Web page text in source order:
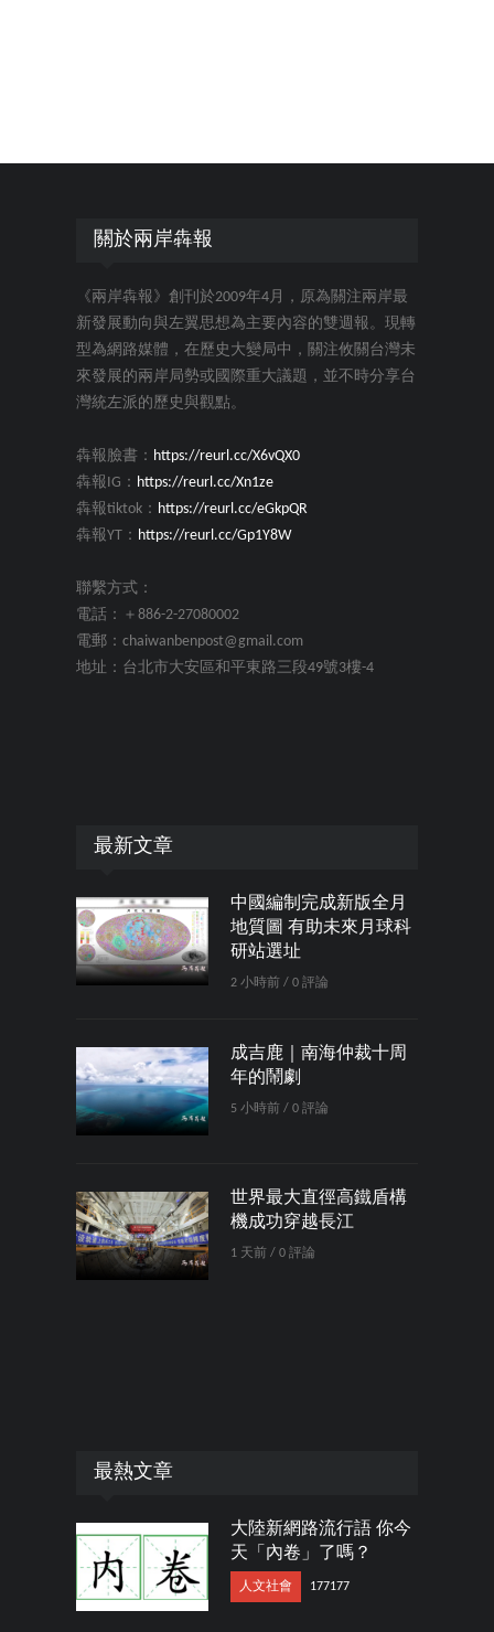
關於兩岸犇報
《兩岸犇報》創刊於2009年4月，原為關注兩岸最
新發展動向與左翼思想為主要內容的雙週報。現轉
型為網路媒體，在歷史大變局中，關注攸關台灣未
來發展的兩岸局勢或國際重大議題，並不時分享台
灣統左派的歷史與觀點。
犇報臉書： https://reurl.cc/X6vQX0
犇報IG： https://reurl.cc/Xn1ze
犇報tiktok： https://reurl.cc/eGkpQR
犇報YT： https://reurl.cc/Gp1Y8W
聯繫方式：
電話：＋886-2-27080002
電郵：chaiwanbenpost@gmail.com
地址：台北市大安區和平東路三段49號3樓-4
最新文章
中國編制完成新版全月
地質圖 有助未來月球科
研站選址
2 小時前 / 0 評論
成吉鹿｜南海仲裁十周
年的鬧劇
5 小時前 / 0 評論
世界最大直徑高鐵盾構
機成功穿越長江
1 天前 / 0 評論
最熱文章
大陸新網路流行語 你今
天「內卷」了嗎？
人文社會 177177